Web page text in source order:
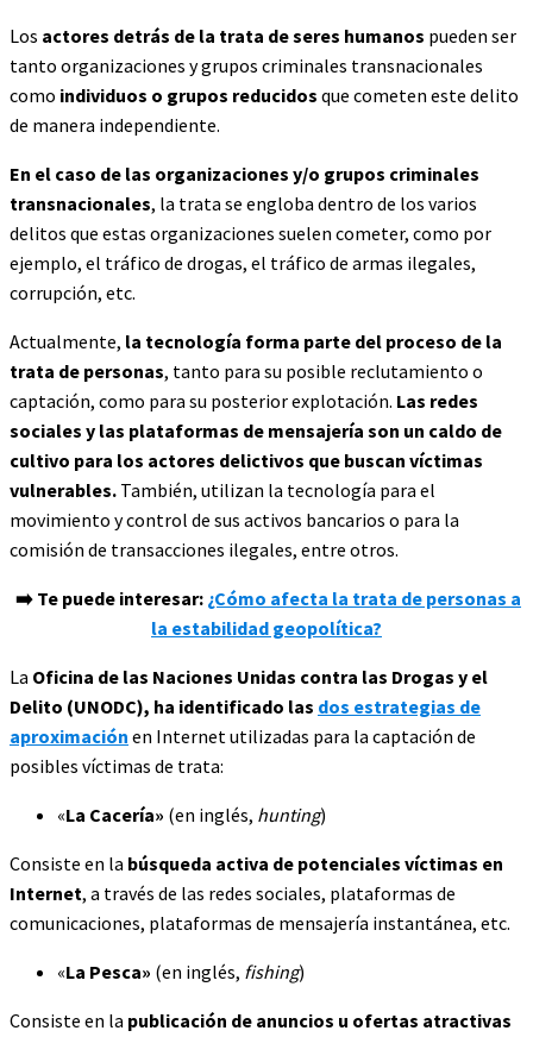
Los actores detrás de la trata de seres humanos pueden ser
tanto organizaciones y grupos criminales transnacionales
como individuos o grupos reducidos que cometen este delito
de manera independiente.
En el caso de las organizaciones y/o grupos criminales
transnacionales, la trata se engloba dentro de los varios
delitos que estas organizaciones suelen cometer, como por
ejemplo, el tráfico de drogas, el tráfico de armas ilegales,
corrupción, etc.
Actualmente, la tecnología forma parte del proceso de la
trata de personas, tanto para su posible reclutamiento o
captación, como para su posterior explotación. Las redes
sociales y las plataformas de mensajería son un caldo de
cultivo para los actores delictivos que buscan víctimas
vulnerables. También, utilizan la tecnología para el
movimiento y control de sus activos bancarios o para la
comisión de transacciones ilegales, entre otros.
➡️ Te puede interesar: ¿Cómo afecta la trata de personas a
la estabilidad geopolítica?
La Oficina de las Naciones Unidas contra las Drogas y el
Delito (UNODC), ha identificado las dos estrategias de
aproximación en Internet utilizadas para la captación de
posibles víctimas de trata:
«La Cacería» (en inglés, hunting)
Consiste en la búsqueda activa de potenciales víctimas en
Internet, a través de las redes sociales, plataformas de
comunicaciones, plataformas de mensajería instantánea, etc.
«La Pesca» (en inglés, fishing)
Consiste en la publicación de anuncios u ofertas atractivas